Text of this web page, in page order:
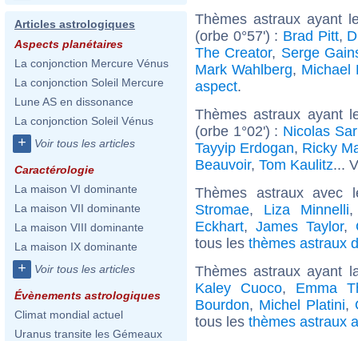
Articles astrologiques
Aspects planétaires
La conjonction Mercure Vénus
La conjonction Soleil Mercure
Lune AS en dissonance
La conjonction Soleil Vénus
+ Voir tous les articles
Caractérologie
La maison VI dominante
La maison VII dominante
La maison VIII dominante
La maison IX dominante
+ Voir tous les articles
Évènements astrologiques
Climat mondial actuel
Uranus transite les Gémeaux
Thèmes astraux ayant
(orbe 0°57') : Brad Pitt,
The Creator, Serge
Mark Wahlberg, Michael
aspect.
Thèmes astraux ayant
(orbe 1°02') : Nicolas
Tayyip Erdogan, Ricky
Beauvoir, Tom Kaulitz...
Thèmes astraux
Stromae, Liza Minnelli
Eckhart, James Taylor,
tous les thèmes astraux
Thèmes astraux ayant
Kaley Cuoco, Emma
Bourdon, Michel Platini,
tous les thèmes astraux